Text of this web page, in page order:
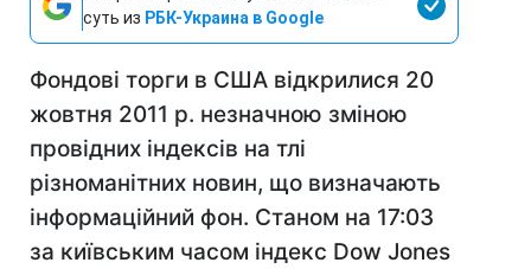
суть из РБК-Украина в Google
Фондові торги в США відкрилися 20
жовтня 2011 р. незначною зміною
провідних індексів на тлі
різноманітних новин, що визначають
інформаційний фон. Станом на 17:03
за київським часом індекс Dow Jones